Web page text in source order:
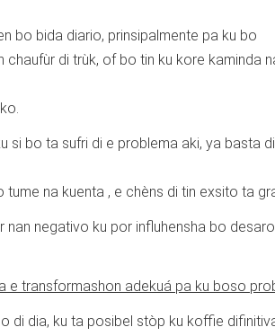
bo bida diario, prinsipalmente pa ku bo
di trùk, of bo tin ku kore kaminda
si bo ta sufri di e problema aki, ya basta
na kuenta , e chèns di tin exsito ta
negativo ku por influhensha bo
e transformashon adekuá pa ku boso
di dia, ku ta posibel stòp ku koffie